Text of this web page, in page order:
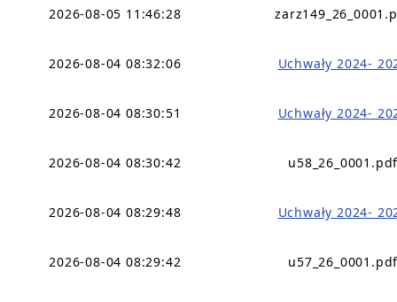
2026-08-05 11:46:28
2026-08-04 08:32:06 Uchwały 2024-
2026-08-04 08:30:51 Uchwały 2024-
2026-08-04 08:30:42
2026-08-04 08:29:48 Uchwały 2024-
2026-08-04 08:29:42